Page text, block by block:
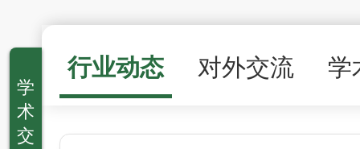
学
术
交
行业动态 对外交流 学